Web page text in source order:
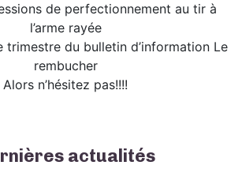
de perfectionnement au tir à
l’arme rayée
trimestre du bulletin d’information Le
rembucher
Alors n’hésitez pas!!!!
actualités